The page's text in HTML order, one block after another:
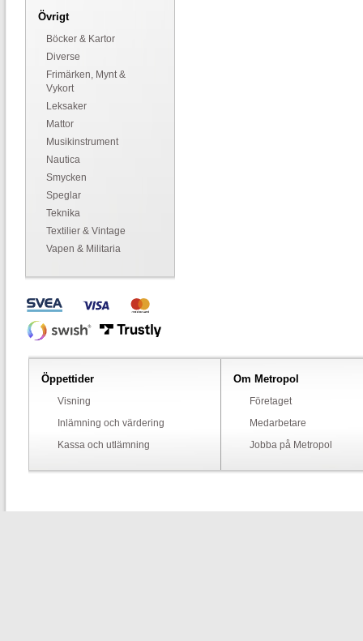
Övrigt
Böcker & Kartor
Diverse
Frimärken, Mynt &
Vykort
Leksaker
Mattor
Musikinstrument
Nautica
Smycken
Speglar
Teknika
Textilier & Vintage
Vapen & Militaria
Öppettider
Visning
Inlämning och värdering
Kassa och utlämning
Om Metropol
Företaget
Medarbetare
Jobba på Metropol